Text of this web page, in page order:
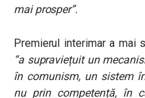
mai prosper”.
Premierul interimar a mai
“a supraviețuit un
în comunism, un sistem
nu prin competență, în